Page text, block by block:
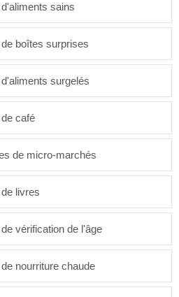
sains
boîtes surprises
surgelés
café
de micro-marchés
livres
vérification de l'âge
nourriture chaude